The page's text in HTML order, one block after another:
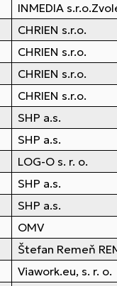
INMEDIA
CHRIEN s.r.o.
CHRIEN s.r.o.
CHRIEN s.r.o.
CHRIEN s.r.o.
SHP a.s.
SHP a.s.
LOG-O s. r. o.
SHP a.s.
SHP a.s.
OMV
Štefan Remeň
Viawork.eu, s. r. o.